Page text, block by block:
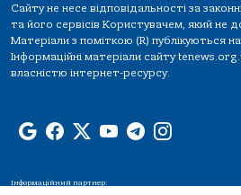
Сайту не несе відповідальності за
та його сервісів Користувачем, який не
Матеріали з поміткою (R) публікуються
Інформаційні матеріали сайту
власністю інтернет-ресурсу.
Інформаційний партнер: